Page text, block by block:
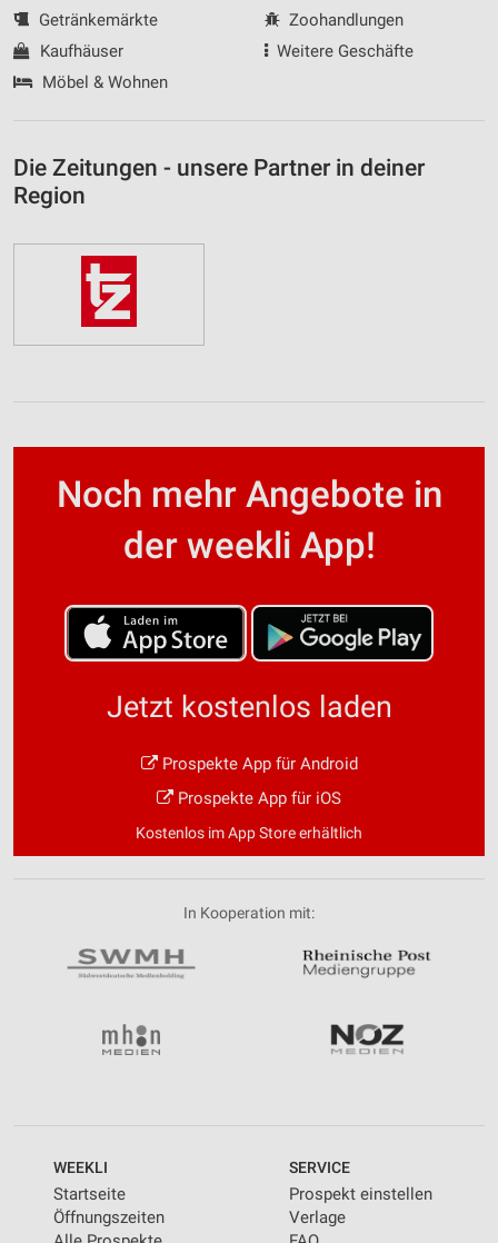
Getränkemärkte
Kaufhäuser
Möbel & Wohnen
Zoohandlungen
Weitere Geschäfte
Die Zeitungen - unsere Partner in deiner
Region
Noch mehr Angebote in
der weekli App!
Jetzt kostenlos laden
Prospekte App für Android
Prospekte App für iOS
Kostenlos im App Store erhältlich
In Kooperation mit:
WEEKLI
Startseite
Öffnungszeiten
SERVICE
Prospekt einstellen
Verlage